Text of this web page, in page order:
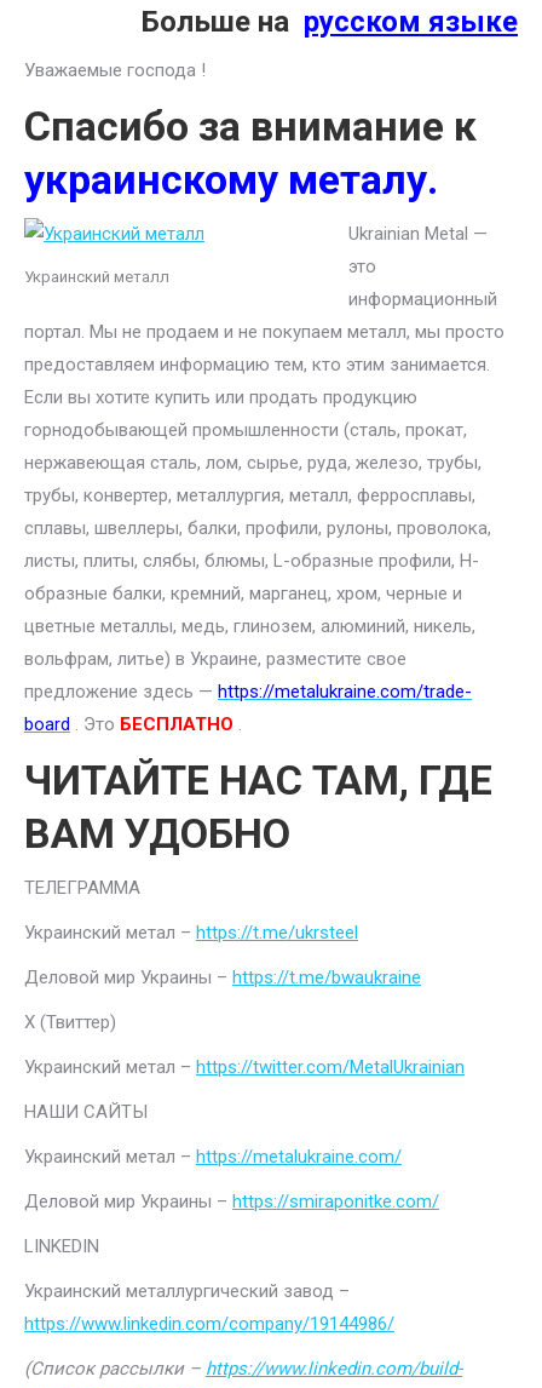
Больше на русском языке
Уважаемые господа !
Спасибо за внимание к
украинскому металу.
Украинский металл
Ukrainian Metal —
это
информационный
портал. Мы не продаем и не покупаем металл, мы просто
предоставляем информацию тем, кто этим занимается.
Если вы хотите купить или продать продукцию
горнодобывающей промышленности (сталь, прокат,
нержавеющая сталь, лом, сырье, руда, железо, трубы,
трубы, конвертер, металлургия, металл, ферросплавы,
сплавы, швеллеры, балки, профили, рулоны, проволока,
листы, плиты, слябы, блюмы, L-образные профили, H-
образные балки, кремний, марганец, хром, черные и
цветные металлы, медь, глинозем, алюминий, никель,
вольфрам, литье) в Украине, разместите свое
предложение здесь — https://metalukraine.com/trade-
board . Это БЕСПЛАТНО .
ЧИТАЙТЕ НАС ТАМ, ГДЕ
ВАМ УДОБНО
ТЕЛЕГРАММА
Украинский метал – https://t.me/ukrsteel
Деловой мир Украины – https://t.me/bwaukraine
Х (Твиттер)
Украинский метал – https://twitter.com/MetalUkrainian
НАШИ САЙТЫ
Украинский метал – https://metalukraine.com/
Деловой мир Украины – https://smiraponitke.com/
LINKEDIN
Украинский металлургический завод –
https://www.linkedin.com/company/19144986/
(Список рассылки – https://www.linkedin.com/build-